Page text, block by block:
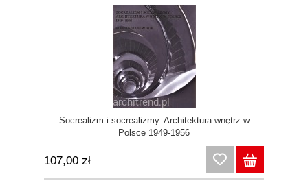
Socrealizm i socrealizmy. Architektura wnętrz w
Polsce 1949-1956
107,00 zł